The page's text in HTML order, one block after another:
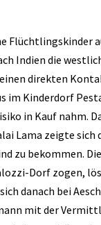
Flüchtlingskinder
Indien die
direkten
im Kinderdorf
in Kauf nahm.
Lama zeigte
zu bekommen.
Dorf zogen,
danach bei
mit der